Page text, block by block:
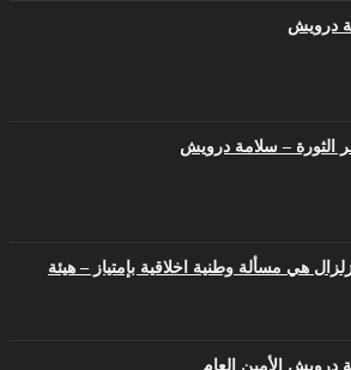
درويش
الثورة – سلامة درويش
هي مسألة وطنية اخلاقية بإمتياز – هيئة
درويش الأمين العام